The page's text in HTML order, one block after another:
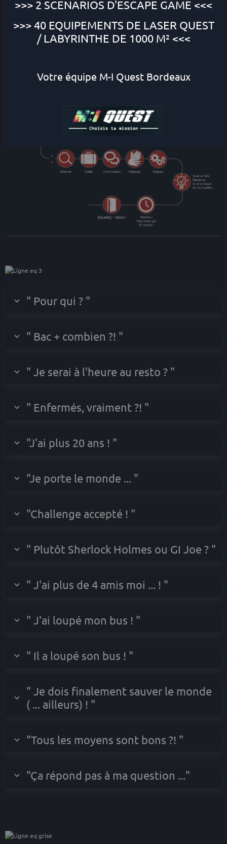
" Pour qui ? "
" Bac + combien ?! "
" Je serai à l'heure au resto ? "
" Enfermés, vraiment ?! "
"J'ai plus 20 ans ! "
"Je porte le monde ... "
"Challenge accepté ! "
" Plutôt Sherlock Holmes ou GI Joe ? "
" J'ai plus de 4 amis moi ... ! "
" J'ai loupé mon bus ! "
" Il a loupé son bus ! "
" Je dois finalement sauver le monde
( ... ailleurs) ! "
"Tous les moyens sont bons ?! "
"Ça répond pas à ma question ..."
>>> 2 SCENARIOS D'ESCAPE GAME <<<
>>> 40 EQUIPEMENTS DE LASER QUEST
/ LABYRINTHE DE 1000 M² <<<
Votre équipe M-I Quest Bordeaux